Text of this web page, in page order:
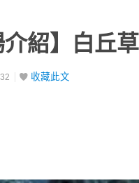
介紹】白丘
收藏此文